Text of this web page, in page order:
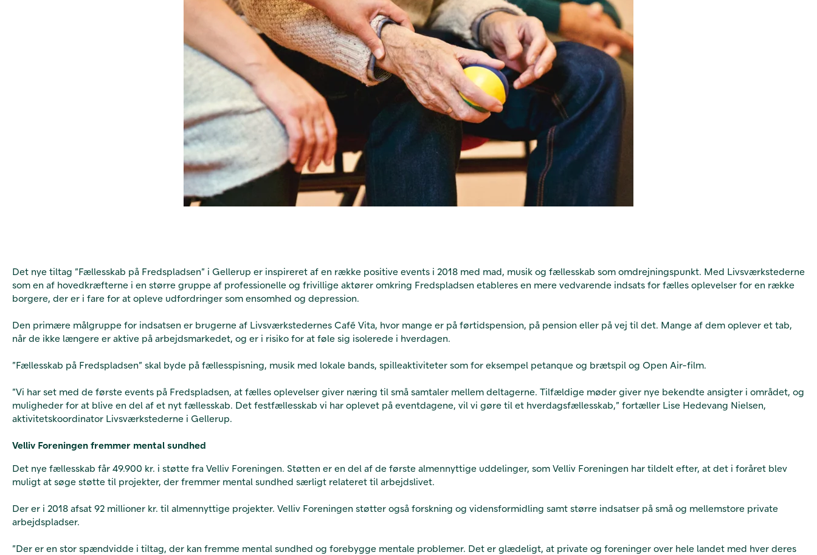
Det nye tiltag ”Fællesskab på Fredspladsen” i Gellerup er inspireret af en række positive events i 2018 med mad, musik og fællesskab som omdrejningspunkt. Med Livsværkstederne
som en af hovedkræfterne i en større gruppe af professionelle og frivillige aktører omkring Fredspladsen etableres en mere vedvarende indsats for fælles oplevelser for en række
borgere, der er i fare for at opleve udfordringer som ensomhed og depression.
Den primære målgruppe for indsatsen er brugerne af Livsværkstedernes Café Vita, hvor mange er på førtidspension, på pension eller på vej til det. Mange af dem oplever et tab,
når de ikke længere er aktive på arbejdsmarkedet, og er i risiko for at føle sig isolerede i hverdagen.
”Fællesskab på Fredspladsen” skal byde på fællesspisning, musik med lokale bands, spilleaktiviteter som for eksempel petanque og brætspil og Open Air-film.
”Vi har set med de første events på Fredspladsen, at fælles oplevelser giver næring til små samtaler mellem deltagerne. Tilfældige møder giver nye bekendte ansigter i området, og
muligheder for at blive en del af et nyt fællesskab. Det festfællesskab vi har oplevet på eventdagene, vil vi gøre til et hverdagsfællesskab,” fortæller Lise Hedevang Nielsen,
aktivitetskoordinator Livsværkstederne i Gellerup.
Velliv Foreningen fremmer mental sundhed
Det nye fællesskab får 49.900 kr. i støtte fra Velliv Foreningen. Støtten er en del af de første almennyttige uddelinger, som Velliv Foreningen har tildelt efter, at det i foråret blev
muligt at søge støtte til projekter, der fremmer mental sundhed særligt relateret til arbejdslivet.
Der er i 2018 afsat 92 millioner kr. til almennyttige projekter. Velliv Foreningen støtter også forskning og vidensformidling samt større indsatser på små og mellemstore private
arbejdspladser.
”Der er en stor spændvidde i tiltag, der kan fremme mental sundhed og forebygge mentale problemer. Det er glædeligt, at private og foreninger over hele landet med hver deres